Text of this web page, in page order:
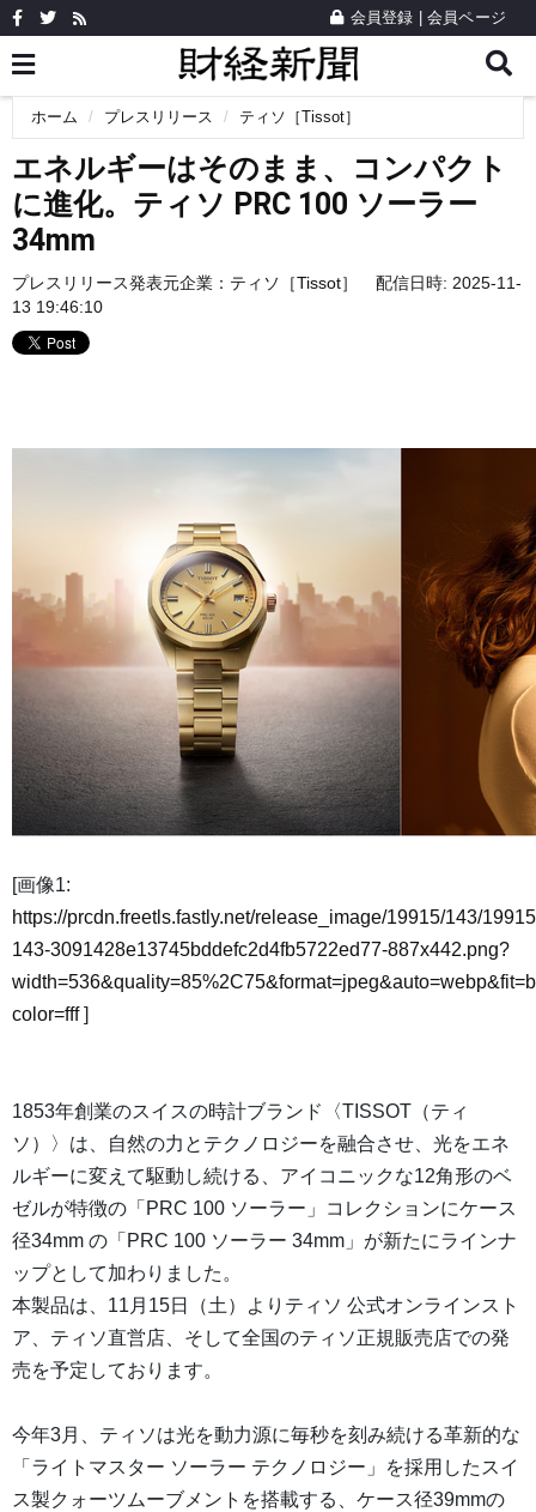
会員登録 会員ページ
ホーム プレスリリース ティソ［Tissot］
エネルギーはそのまま、コンパクト
に進化。ティソ PRC 100 ソーラー
34mm
プレスリリース発表元企業： ティソ［Tissot］
配信日時: 2025-11-
13 19:46:10
[画像1:
https://prcdn.freetls.fastly.net/release_image/19915/143/
143-3091428e13745bddefc2d4fb5722ed77-887x442.png?
color=fff]
1853年創業のスイスの時計ブランド〈TISSOT（ティ
ソ）〉は、自然の力とテクノロジーを融合させ、光をエネ
ルギーに変えて駆動し続ける、アイコニックな12角形のベ
ゼルが特徴の「PRC 100 ソーラー」コレクションにケース
径34mm の「PRC 100 ソーラー 34mm」が新たにラインナ
ップとして加わりました。
本製品は、11月15日（土）よりティソ 公式オンラインスト
ア、ティソ直営店、そして全国のティソ正規販売店での発
売を予定しております。
今年3月、ティソは光を動力源に毎秒を刻み続ける革新的な
「ライトマスター ソーラー テクノロジー」を採用したスイ
ス製クォーツムーブメントを搭載する、ケース径39mmの